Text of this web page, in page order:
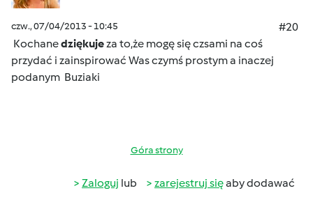
czw., 07/04/2013 - 10:45
#20
Kochanedziękujeza to,że mogę się czsami na coś
przydać i zainspirować Was czymś prostym a inaczej
podanym Buziaki
Góra strony
Zaloguj lub zarejestruj sięaby dodawać